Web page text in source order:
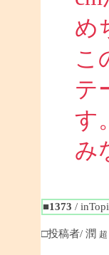
め
こ
テ
す。
み
■1373 /
□投稿者/ 潤